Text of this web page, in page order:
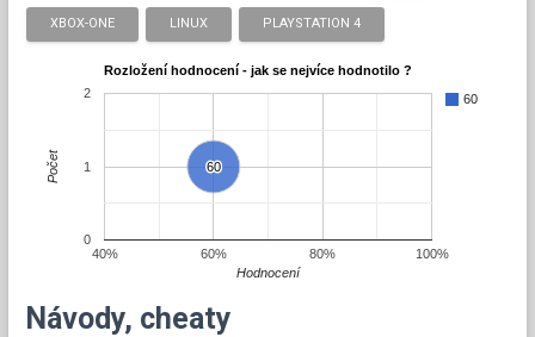
XBOX-ONE LINUX PLAYSTATION 4
Rozložení hodnocení - jak se nejvíce hodnotilo ?
60
60
60
40% 60% 80% 100%
0
1
2
Hodnocení
Počet
Návody, cheaty